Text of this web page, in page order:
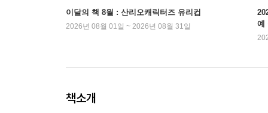
이달의 책 8월 : 산리오캐릭터즈 유리컵
2026년 08월 01일 ~ 2026년 08월 31일
예
책소개